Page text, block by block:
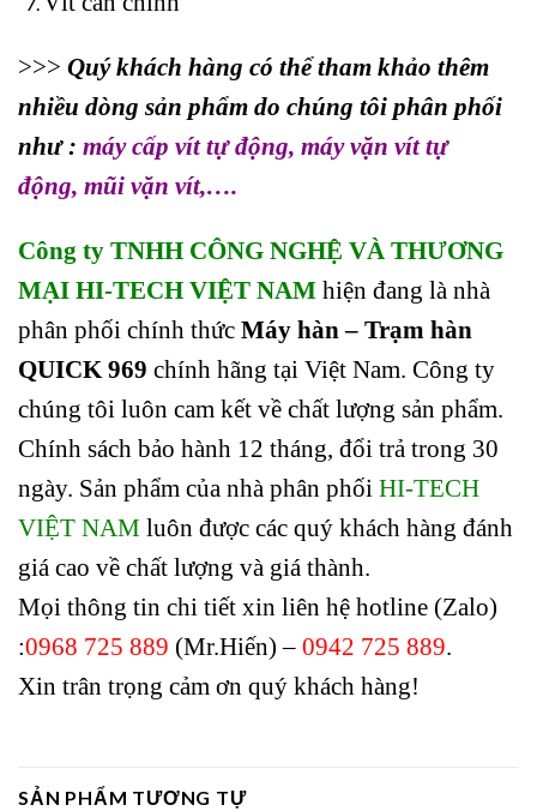
>>> Quý khách hàng có thể tham khảo thêm
nhiều dòng sản phẩm do chúng tôi phân phối
như : máy cấp vít tự động, máy vặn vít tự
động, mũi vặn vít,….
Công ty TNHH CÔNG NGHỆ VÀ THƯƠNG
MẠI HI-TECH VIỆT NAM hiện đang là nhà
phân phối chính thức Máy hàn – Trạm hàn
QUICK 969 chính hãng tại Việt Nam. Công ty
chúng tôi luôn cam kết về chất lượng sản phẩm.
Chính sách bảo hành 12 tháng, đổi trả trong 30
ngày. Sản phẩm của nhà phân phối HI-TECH
VIỆT NAM luôn được các quý khách hàng đánh
giá cao về chất lượng và giá thành.
Mọi thông tin chi tiết xin liên hệ hotline (Zalo)
:0968 725 889 (Mr.Hiến) – 0942 725 889.
Xin trân trọng cảm ơn quý khách hàng!
SẢN PHẨM TƯƠNG TỰ